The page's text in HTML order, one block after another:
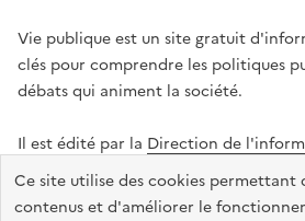
Ce site utilise des cookies permettant
contenus et d'améliorer le
Vie publique est un site gratuit
clés pour comprendre les politiques
débats qui animent la société.
Il est édité par la Direction de
administrative